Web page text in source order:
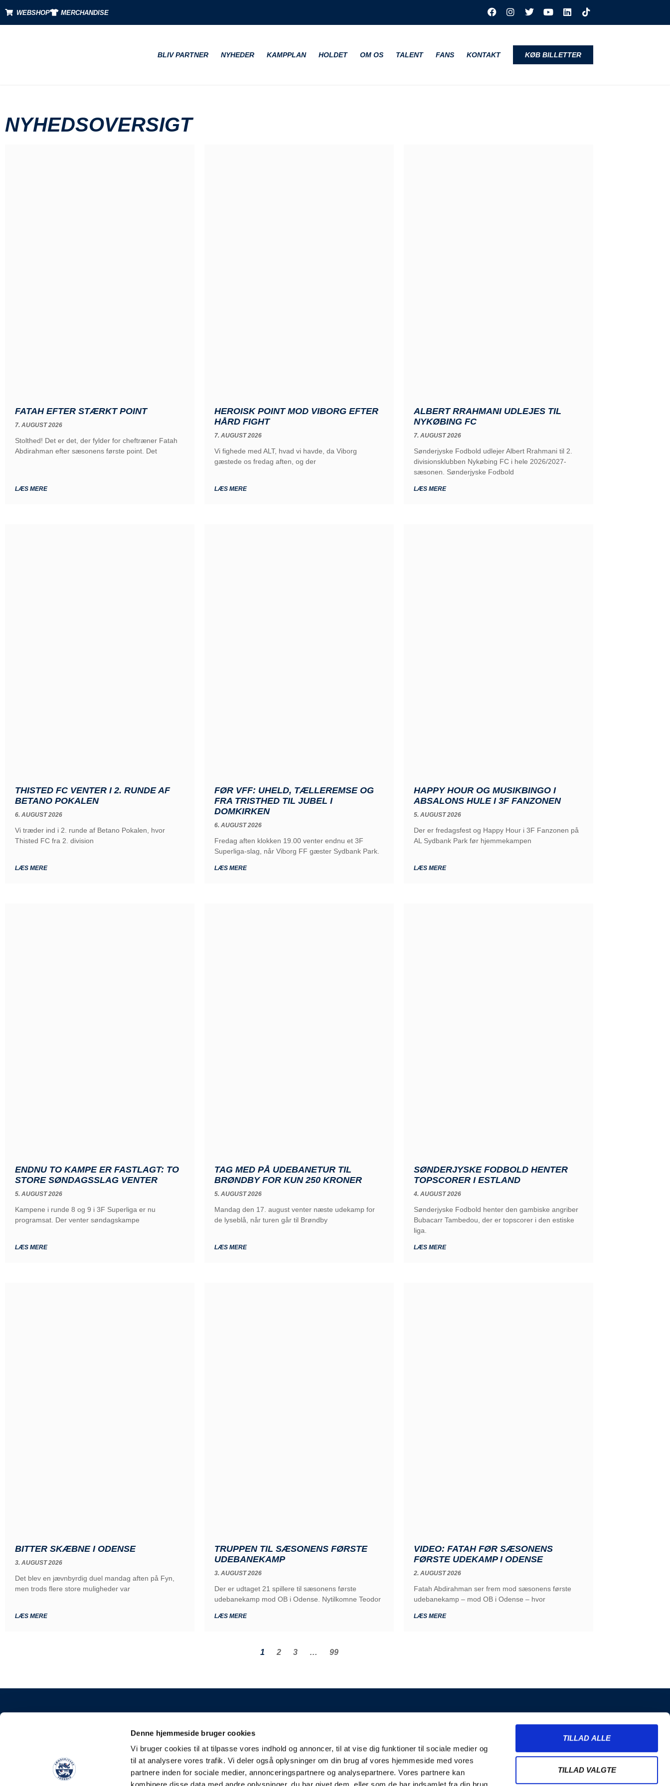
Denne hjemmeside bruger cookies
Vi bruger cookies til at tilpasse vores indhold og annoncer, til at vise dig funktioner til sociale medier og
til at analysere vores trafik. Vi deler også oplysninger om din brug af vores hjemmeside med vores
partnere inden for sociale medier, annonceringspartnere og analysepartnere. Vores partnere kan
TILLAD ALLE
TILLAD VALGTE
WEBSHOP MERCHANDISE
BLIV PARTNER NYHEDER KAMPPLAN HOLDET OM OS TALENT FANS KONTAKT KØB BILLETTER
NYHEDSOVERSIGT
FATAH EFTER STÆRKT POINT
7. AUGUST 2026
Stolthed! Det er det, der fylder for cheftræner Fatah
Abdirahman efter sæsonens første point. Det
LÆS MERE
HEROISK POINT MOD VIBORG EFTER
HÅRD FIGHT
7. AUGUST 2026
Vi fighede med ALT, hvad vi havde, da Viborg
gæstede os fredag aften, og der
LÆS MERE
ALBERT RRAHMANI UDLEJES TIL
NYKØBING FC
7. AUGUST 2026
Sønderjyske Fodbold udlejer Albert Rrahmani til 2.
divisionsklubben Nykøbing FC i hele 2026/2027-
sæsonen. Sønderjyske Fodbold
LÆS MERE
THISTED FC VENTER I 2. RUNDE AF
BETANO POKALEN
6. AUGUST 2026
Vi træder ind i 2. runde af Betano Pokalen, hvor
Thisted FC fra 2. division
LÆS MERE
FØR VFF: UHELD, TÆLLEREMSE OG
FRA TRISTHED TIL JUBEL I
DOMKIRKEN
6. AUGUST 2026
Fredag aften klokken 19.00 venter endnu et 3F
Superliga-slag, når Viborg FF gæster Sydbank Park.
LÆS MERE
HAPPY HOUR OG MUSIKBINGO I
ABSALONS HULE I 3F FANZONEN
5. AUGUST 2026
Der er fredagsfest og Happy Hour i 3F Fanzonen på
AL Sydbank Park før hjemmekampen
LÆS MERE
ENDNU TO KAMPE ER FASTLAGT: TO
STORE SØNDAGSSLAG VENTER
5. AUGUST 2026
Kampene i runde 8 og 9 i 3F Superliga er nu
programsat. Der venter søndagskampe
LÆS MERE
TAG MED PÅ UDEBANETUR TIL
BRØNDBY FOR KUN 250 KRONER
5. AUGUST 2026
Mandag den 17. august venter næste udekamp for
de lyseblå, når turen går til Brøndby
LÆS MERE
SØNDERJYSKE FODBOLD HENTER
TOPSCORER I ESTLAND
4. AUGUST 2026
Sønderjyske Fodbold henter den gambiske angriber
Bubacarr Tambedou, der er topscorer i den estiske
liga.
LÆS MERE
BITTER SKÆBNE I ODENSE
3. AUGUST 2026
Det blev en jævnbyrdig duel mandag aften på Fyn,
men trods flere store muligheder var
LÆS MERE
TRUPPEN TIL SÆSONENS FØRSTE
UDEBANEKAMP
3. AUGUST 2026
Der er udtaget 21 spillere til sæsonens første
udebanekamp mod OB i Odense. Nytilkomne Teodor
LÆS MERE
VIDEO: FATAH FØR SÆSONENS
FØRSTE UDEKAMP I ODENSE
2. AUGUST 2026
Fatah Abdirahman ser frem mod sæsonens første
udebanekamp – mod OB i Odense – hvor
LÆS MERE
1 2 3 … 99
Stadionvej 5, 6100 Haderslev
E-mail: kontakt@soenderjyskefodbold.dk
Tlf: +45 4248 0387
Fakturering
INFORMATION
Merchandise
Handelsbetingelser